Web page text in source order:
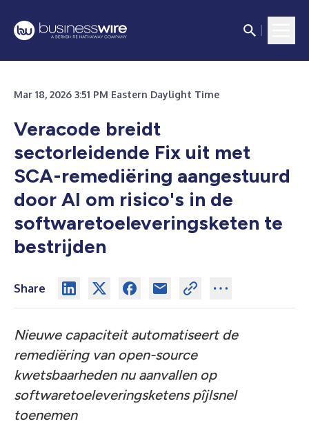
Mar 18, 2026 3:51 PM Eastern Daylight Time
Veracode breidt
sectorleidende Fix uit met
SCA-remediëring aangestuurd
door AI om risico's in de
softwaretoeleveringsketen te
bestrijden
Share
Nieuwe capaciteit automatiseert de
remediëring van open-source
kwetsbaarheden nu aanvallen op
softwaretoeleveringsketens pîjlsnel
toenemen